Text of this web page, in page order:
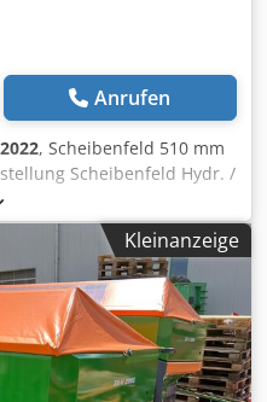
Anrufen
2022, Scheibenfeld 510 mm
Scheibenfeld Hydr. /
C-Mix-
Arbeitstiefenverstellung
SCHAR 80 mm / (14/K1)
Kleinanzeige